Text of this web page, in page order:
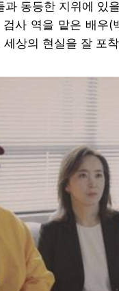
과 동등한 지위에
사 역을 맡은 배우
상의 현실을 잘 포